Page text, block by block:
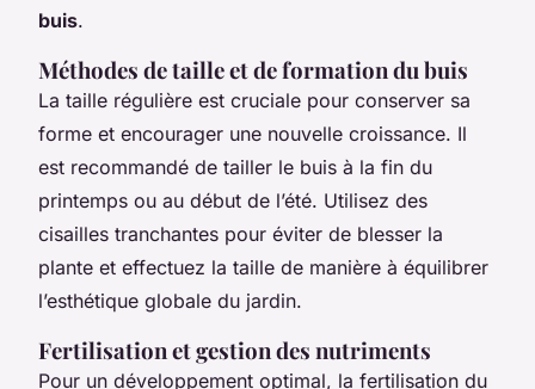
buis.
Méthodes de taille et de formation du buis
La taille régulière est cruciale pour conserver sa
forme et encourager une nouvelle croissance. Il
est recommandé de tailler le buis à la fin du
printemps ou au début de l’été. Utilisez des
cisailles tranchantes pour éviter de blesser la
plante et effectuez la taille de manière à équilibrer
l’esthétique globale du jardin.
Fertilisation et gestion des nutriments
Pour un développement optimal, la fertilisation du